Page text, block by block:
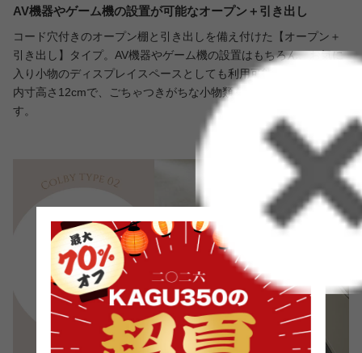
AV機器やゲーム機の設置が可能なオープン＋引き出し
コード穴付きのオープン棚と引き出しを備え付けた【オープン＋
引き出し】タイプ。AV機器やゲーム機の設置はもちろん、お気に
入り小物のディスプレイスペースとしても利用可能。引き出しは
内寸高さ12cmで、ごちゃつきがちな小物類をさっと整理できま
す。